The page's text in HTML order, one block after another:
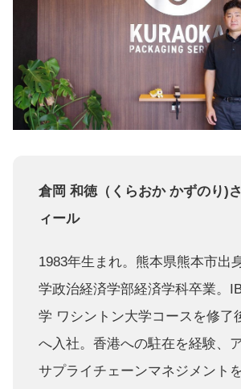
倉岡 和徳（くらおか かずのり)
ィール
1983年生まれ。熊本県熊本市出
学政治経済学部経済学科卒業。
学 ワシントン大学コースを修了
へ入社。香港への駐在を経験、
サプライチェーンマネジメント